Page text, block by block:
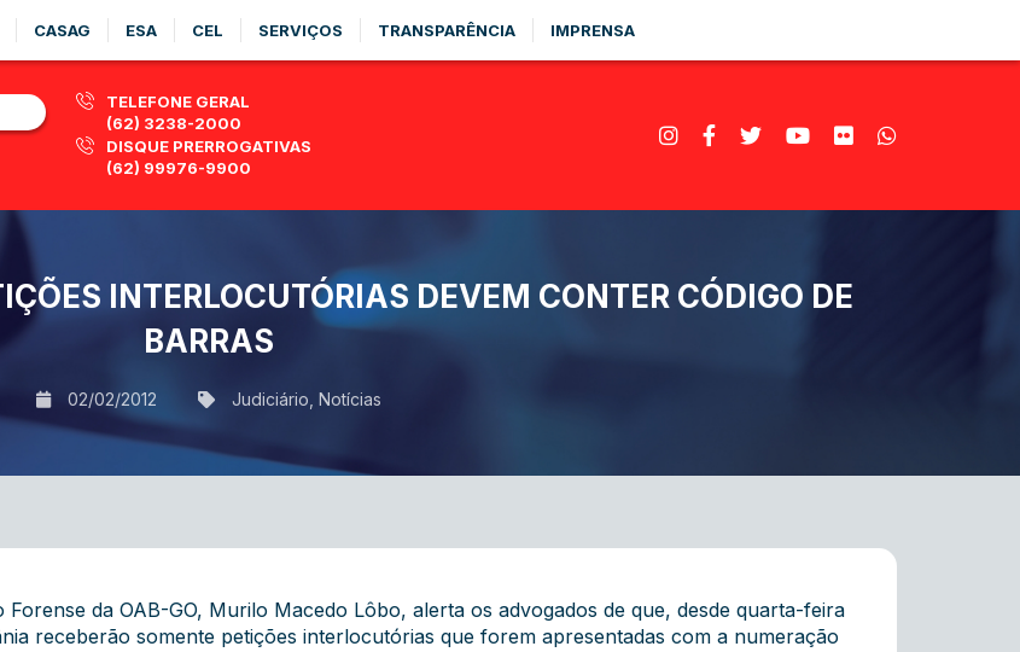
CASAG ESA CEL SERVIÇOS TRANSPARÊNCIA IMPRENSA
TELEFONE GERAL
(62) 3238-2000
DISQUE PRERROGATIVAS
(62) 99976-9900
INTERLOCUTÓRIAS DEVEM CONTER CÓDIGO DE
BARRAS
02/02/2012 Judiciário Notícias
da OAB-GO, Murilo Macedo Lôbo, alerta os advogados de que, desde quarta-feira
receberão somente petições interlocutórias que forem apresentadas com a numeração